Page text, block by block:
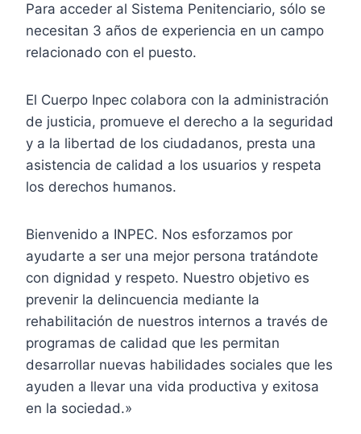
Para acceder al Sistema Penitenciario, sólo se
necesitan 3 años de experiencia en un campo
relacionado con el puesto.
El Cuerpo Inpec colabora con la administración
de justicia, promueve el derecho a la seguridad
y a la libertad de los ciudadanos, presta una
asistencia de calidad a los usuarios y respeta
los derechos humanos.
Bienvenido a INPEC. Nos esforzamos por
ayudarte a ser una mejor persona tratándote
con dignidad y respeto. Nuestro objetivo es
prevenir la delincuencia mediante la
rehabilitación de nuestros internos a través de
programas de calidad que les permitan
desarrollar nuevas habilidades sociales que les
ayuden a llevar una vida productiva y exitosa
en la sociedad.»